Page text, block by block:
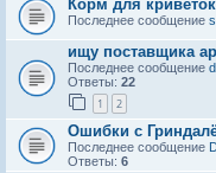
Корм для криветок
Последнее сообщение
ищу поставщика
Последнее сообщение
Ответы: 22
1 2
Ошибки с
Последнее сообщение
Ответы: 6